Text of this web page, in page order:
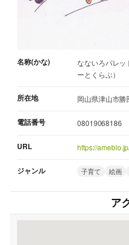
名称(かな)
なないろパレ
ーとくらぶ）
所在地 岡山県津山市勝
電話番号 08019068186
URL https://
ジャンル 子育て 絵画
ア